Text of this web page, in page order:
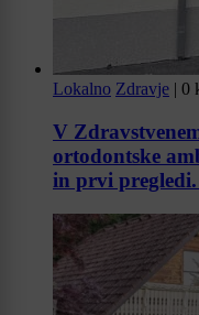
Lokalno Zdravje | 0
V
ortodontske
in prvi